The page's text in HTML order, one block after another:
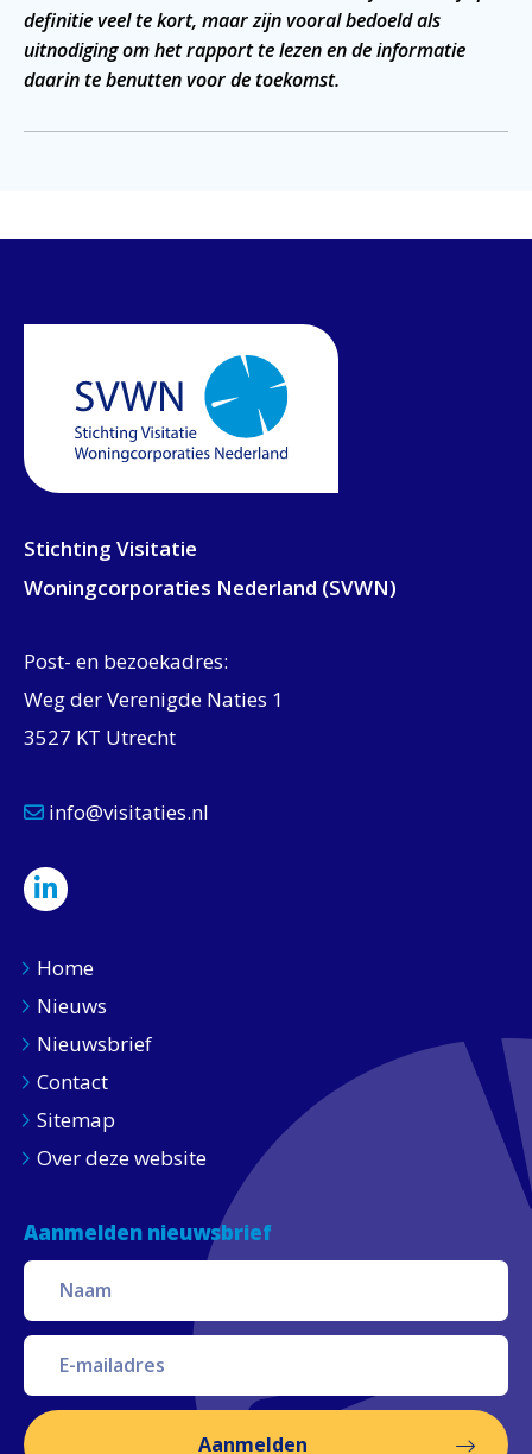
definitie veel te kort, maar zijn vooral bedoeld als
uitnodiging om het rapport te lezen en de informatie
daarin te benutten voor de toekomst.
Stichting Visitatie
Woningcorporaties Nederland (SVWN)
Post- en bezoekadres:
Weg der Verenigde Naties 1
3527 KT Utrecht
info@visitaties.nl
Home
Nieuws
Nieuwsbrief
Contact
Sitemap
Over deze website
Aanmelden nieuwsbrief
Aanmelden